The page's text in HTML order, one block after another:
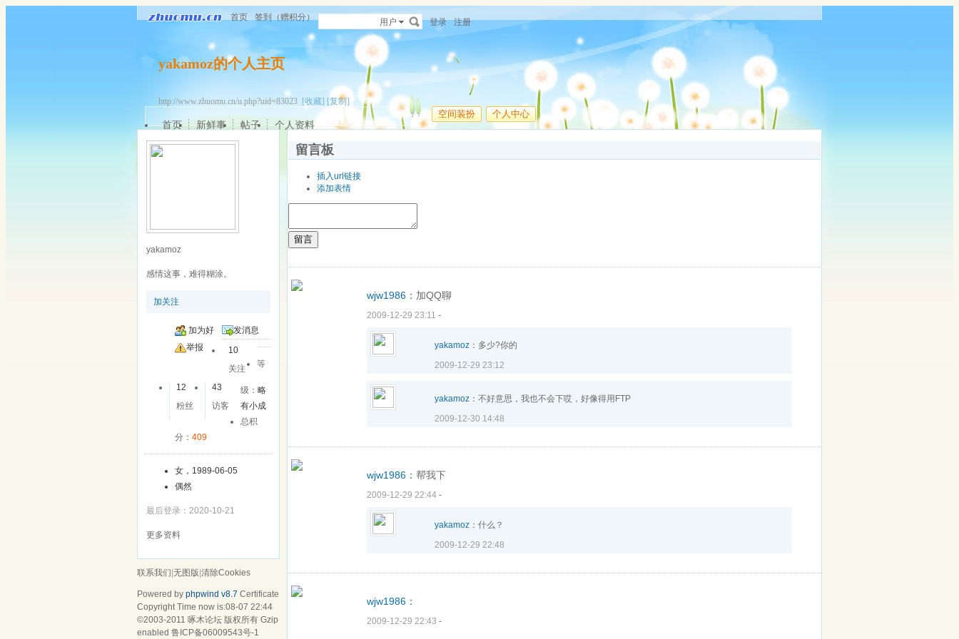
首页 签到（赠积分） 用户 登录 注册
yakamoz的个人主页
http://www.zhuomu.cn/u.php?uid=83023 [收藏] [复制]
空间装扮 个人中心
首页 新鲜事 帖子 个人资料
yakamoz
感情这事，难得糊涂。
加关注
加为好
友
发消息
举报
10
关注
12
粉丝
43
访客
等
级：略
有小成
总积
分： 409
女，1989-06-05
偶然
最后登录：2020-10-21
更多资料
留言板
插入url链接
添加表情
留言
wjw1986： 加QQ聊
2009-12-29 23:11 -
yakamoz ：多少?你的
2009-12-29 23:12
yakamoz ：不好意思，我也不会下哎，好像得用FTP
2009-12-30 14:48
wjw1986： 帮我下
2009-12-29 22:44 -
yakamoz ：什么？
2009-12-29 22:48
wjw1986：
2009-12-29 22:43 -
联系我们 无图版 清除Cookies
Powered by phpwind v8.7 Certificate
Copyright Time now is:08-07 22:44
©2003-2011 啄木论坛 版权所有 Gzip
enabled 鲁ICP备06009543号-1